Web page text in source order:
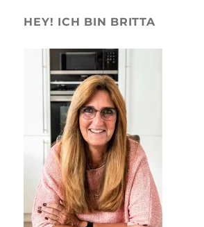
HEY! ICH BIN BRITTA